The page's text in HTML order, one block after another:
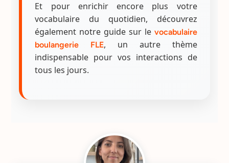
Et pour enrichir encore plus votre
vocabulaire du quotidien, découvrez
également notre guide sur le vocabulaire
boulangerie FLE, un autre thème
indispensable pour vos interactions de
tous les jours.